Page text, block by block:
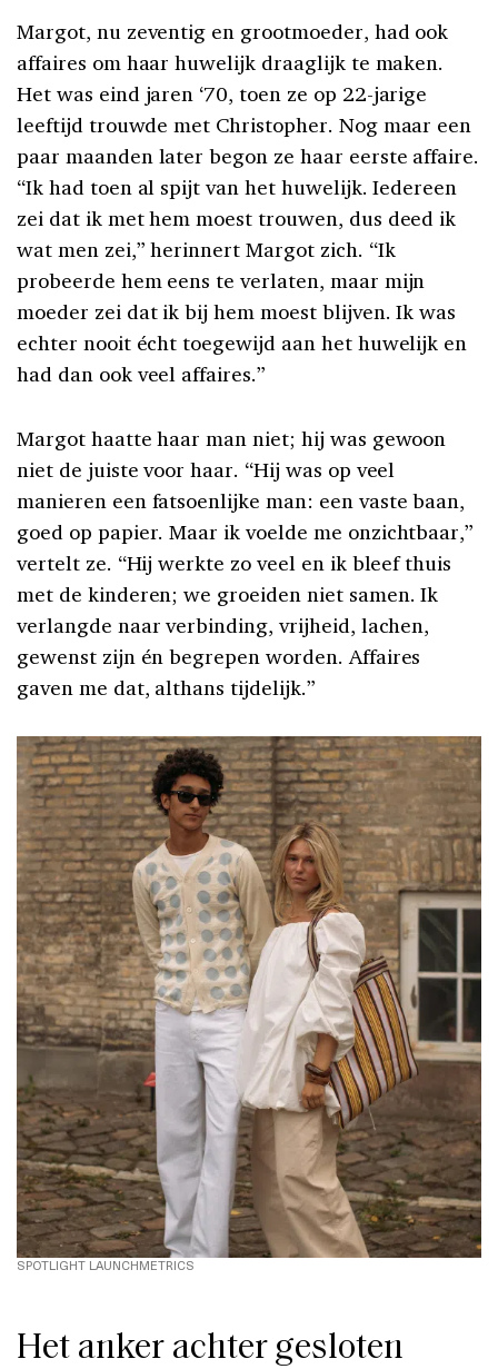
Margot, nu zeventig en grootmoeder, had ook
affaires om haar huwelijk draaglijk te maken.
Het was eind jaren ‘70, toen ze op 22-jarige
leeftijd trouwde met Christopher. Nog maar een
paar maanden later begon ze haar eerste affaire.
“Ik had toen al spijt van het huwelijk. Iedereen
zei dat ik met hem moest trouwen, dus deed ik
wat men zei,” herinnert Margot zich. “Ik
probeerde hem eens te verlaten, maar mijn
moeder zei dat ik bij hem moest blijven. Ik was
echter nooit écht toegewijd aan het huwelijk en
had dan ook veel affaires.”
Margot haatte haar man niet; hij was gewoon
niet de juiste voor haar. “Hij was op veel
manieren een fatsoenlijke man: een vaste baan,
goed op papier. Maar ik voelde me onzichtbaar,”
vertelt ze. “Hij werkte zo veel en ik bleef thuis
met de kinderen; we groeiden niet samen. Ik
verlangde naar verbinding, vrijheid, lachen,
gewenst zijn én begrepen worden. Affaires
gaven me dat, althans tijdelijk.”
SPOTLIGHT LAUNCHMETRICS
Het anker achter gesloten